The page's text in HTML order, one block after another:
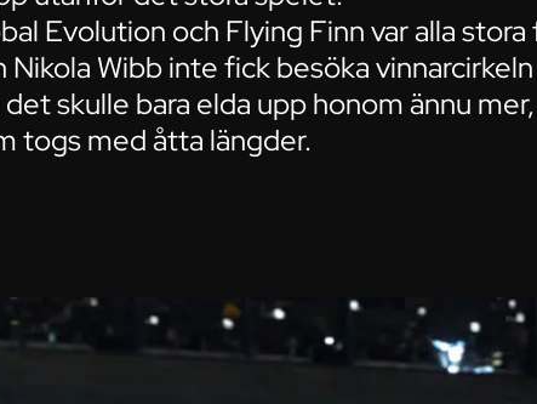
Evolution och Flying Finn var alla
Wibb inte fick besöka
skulle bara elda upp honom ännu
togs med åtta längder.